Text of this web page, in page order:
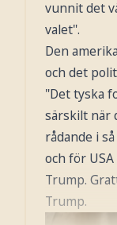
vunnit det
valet".
Den
och det
"Det tyska
särskilt när
rådande i
och för
Trump.
Trump.